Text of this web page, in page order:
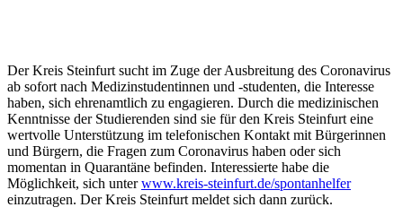
Der Kreis Steinfurt sucht im Zuge der Ausbreitung des Coronavirus
ab sofort nach Medizinstudentinnen und -studenten, die Interesse
haben, sich ehrenamtlich zu engagieren. Durch die medizinischen
Kenntnisse der Studierenden sind sie für den Kreis Steinfurt eine
wertvolle Unterstützung im telefonischen Kontakt mit Bürgerinnen
und Bürgern, die Fragen zum Coronavirus haben oder sich
momentan in Quarantäne befinden. Interessierte habe die
Möglichkeit, sich unterwww.kreis-steinfurt.de/spontanhelfer
einzutragen. Der Kreis Steinfurt meldet sich dann zurück.